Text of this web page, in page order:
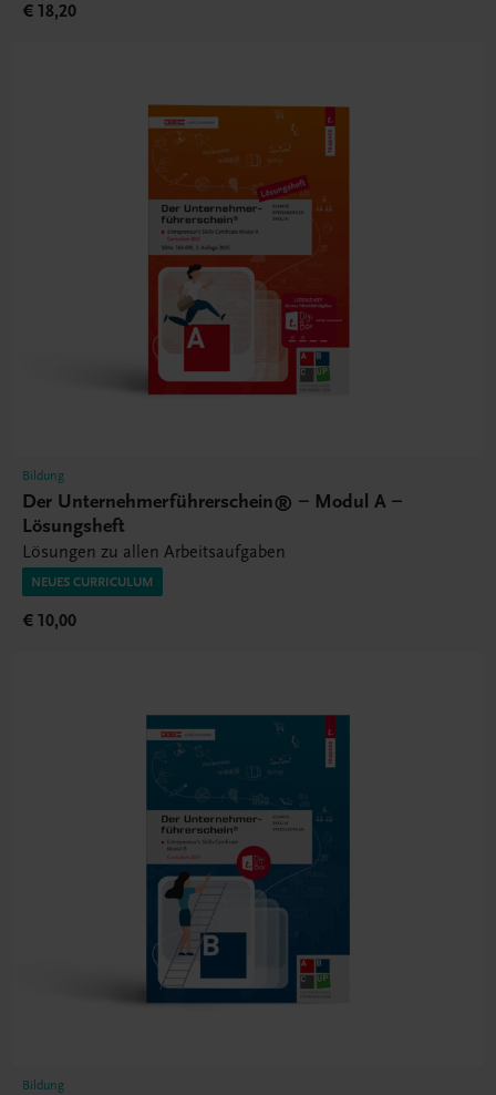
€ 18,20
Bildung
Der Unternehmerführerschein® – Modul A –
Lösungsheft
Lösungen zu allen Arbeitsaufgaben
NEUES CURRICULUM
€ 10,00
Bildung